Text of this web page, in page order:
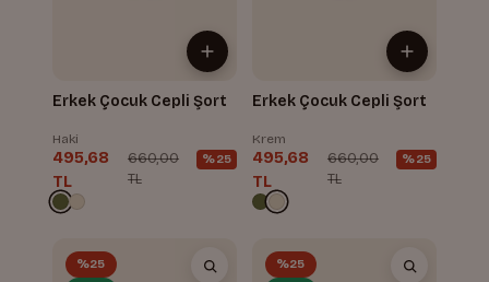
Erkek Çocuk Cepli Şort
Haki
495,68
TL
660,00
TL
%25
Erkek Çocuk Cepli Şort
Krem
495,68
TL
660,00
TL
%25
%25
%25